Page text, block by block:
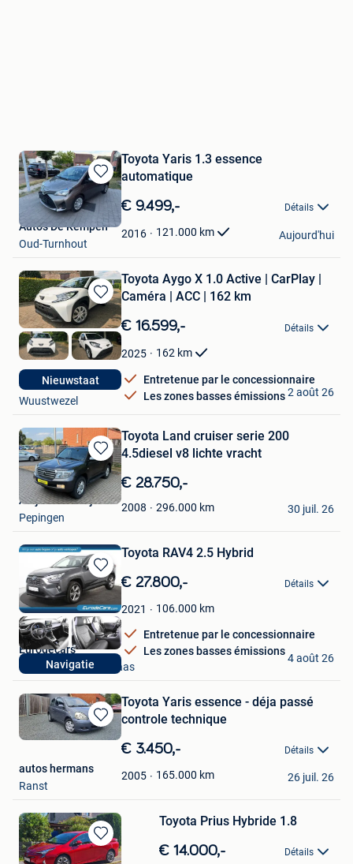
Sauvegarder
dans
Mes
Favoris
Toyota Yaris 1.3 essence
automatique
€ 9.499,- Détails
2016 121.000 km
Autos De Kempen
Oud-Turnhout
Aujourd'hui
Sauvegarder
dans
Mes
Favoris
Nieuwstaat
Toyota Aygo X 1.0 Active | CarPlay |
Caméra | ACC | 162 km
€ 16.599,- Détails
2025 162 km
Entretenue par le concessionnaire
Les zones basses émissions
Stessels
Wuustwezel
2 août 26
Sauvegarder
dans
Mes
Favoris
Toyota Land cruiser serie 200
4.5diesel v8 lichte vracht
€ 28.750,-
2008 296.000 km
Amj autobedrijf
Pepingen
30 juil. 26
Sauvegarder
dans
Mes
Favoris
Navigatie
Toyota RAV4 2.5 Hybrid
€ 27.800,- Détails
2021 106.000 km
Entretenue par le concessionnaire
Les zones basses émissions
Eurodecars
Mechelen-Aan-De-Maas
4 août 26
Sauvegarder
dans
Favoris
Toyota Yaris essence - déja passé
controle technique
€ 3.450,- Détails
2005 165.000 km
autos hermans
Ranst
26 juil. 26
Sauvegarder
Toyota Prius Hybride 1.8
€ 14.000,- Détails